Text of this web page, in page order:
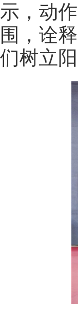
示，动
围，诠
们树立